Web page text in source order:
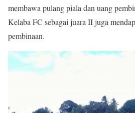
membawa pulang piala dan uang
Kelaba FC sebagai juara II juga
pembinaan.